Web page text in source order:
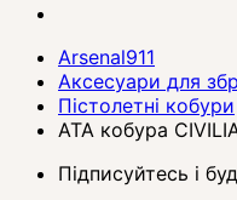
Arsenal911
Аксесуари для
Пістолетні кобури
ATA кобура
Підписуйтесь і